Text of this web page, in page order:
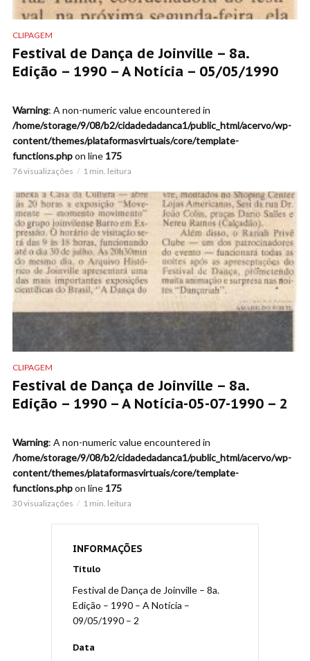
CLIPAGEM
Festival de Dança de Joinville – 8a.
Edição – 1990 – A Notícia – 05/05/1990
Warning: A non-numeric value encountered in
/home/storage/9/08/b2/cidadedadanca1/public_html/acervo/wp-
content/themes/plataformasvirtuais/core/template-
functions.phpon line 175
76 visualizações 1 min. leitura
CLIPAGEM
Festival de Dança de Joinville – 8a.
Edição – 1990 – A Notícia-05-07-1990 – 2
Warning: A non-numeric value encountered in
/home/storage/9/08/b2/cidadedadanca1/public_html/acervo/wp-
content/themes/plataformasvirtuais/core/template-
functions.phpon line 175
30 visualizações 1 min. leitura
INFORMAÇÕES
Título
Festival de Dança de Joinville – 8a.
Edição – 1990 – A Notícia –
09/05/1990 – 2
Data